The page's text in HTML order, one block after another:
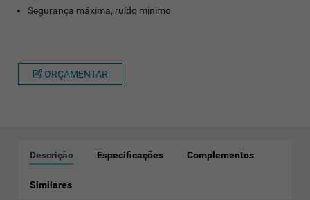
Segurança máxima, ruído mínimo
ORÇAMENTAR
Descrição Especificações Complementos
Similares